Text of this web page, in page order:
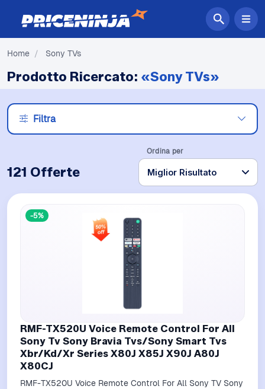
Home / Sony TVs
Prodotto Ricercato: «Sony TVs»
Filtra
121 Offerte
Ordina per
-5%
RMF-TX520U Voice Remote Control For All
Sony Tv Sony Bravia Tvs/Sony Smart Tvs
Xbr/Kd/Xr Series X80J X85J X90J A80J
X80CJ
RMF-TX520U Voice Remote Control For All Sony TV Sony